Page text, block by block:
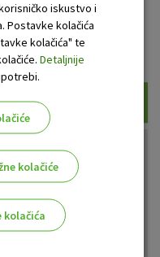
iskustvo i
Postavke kolačića
kolačića" te
Detaljnije
kolačiće
kolačića